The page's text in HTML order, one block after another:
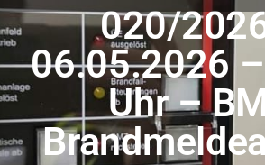
020/
06.05.2026
Uhr –